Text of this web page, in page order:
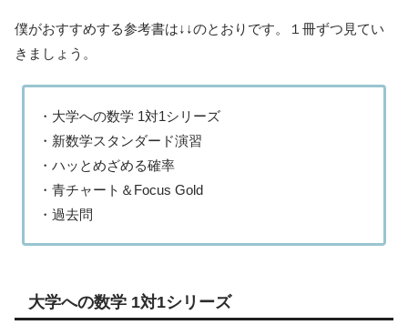
僕がおすすめする参考書は↓↓のとおりです。１冊ずつ見てい
きましょう。
・大学への数学 1対1シリーズ
・新数学スタンダード演習
・ハッとめざめる確率
・青チャート＆Focus Gold
・過去問
大学への数学 1対1シリーズ